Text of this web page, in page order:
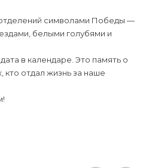
символами Победы —
белыми голубями и
в календаре. Это память о
кто отдал жизнь за наше